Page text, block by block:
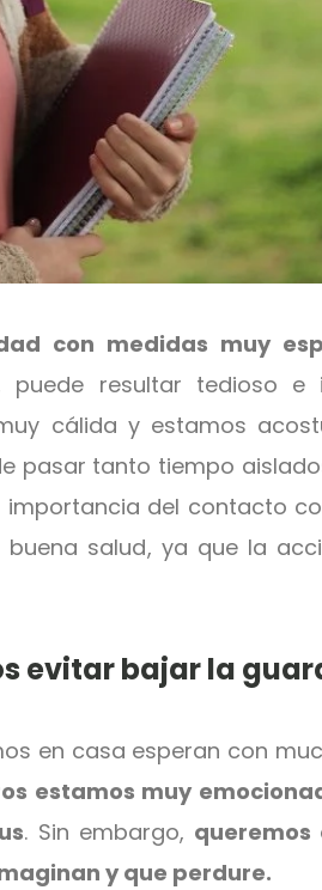
con medidas muy
puede resultar tedioso e
cálida y estamos
pasar tanto tiempo
importancia del contacto
salud, ya que la
evitar bajar la
en casa esperan con
estamos muy
. Sin embargo,
y que perdure.